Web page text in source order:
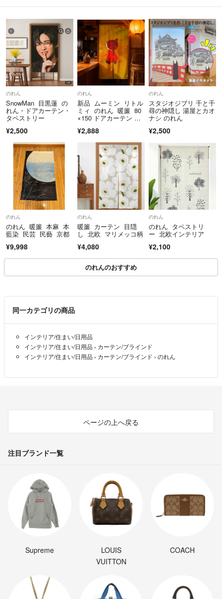
のれん
SnowMan 目黒蓮 の
れん・ドアカーテン・
タペストリー
¥2,500
のれん
新品 ムーミン リトル
ミィ のれん 暖簾 80
×150 ドアカーテン 間
¥2,888
のれん
スタジオジブリ 千と千
尋の神隠し 湯屋とカオ
ナシ のれん
¥2,500
のれん
のれん 暖簾 本麻 本
藍染 民芸 民藝 京都
¥9,998
のれん
暖簾 カーテン 目隠
し 北欧 マリメッコ柄
¥4,080
のれん
のれん タペストリ
ー 北欧インテリア
¥2,100
のれんのおすすめ
同一カテゴリの商品
インテリア/住まい/日用品
インテリア/住まい/日用品 › カーテン/ブラインド
インテリア/住まい/日用品 › カーテン/ブラインド › のれん
ページの上へ戻る
注目ブランド一覧
Supreme
LOUIS
VUITTON
COACH